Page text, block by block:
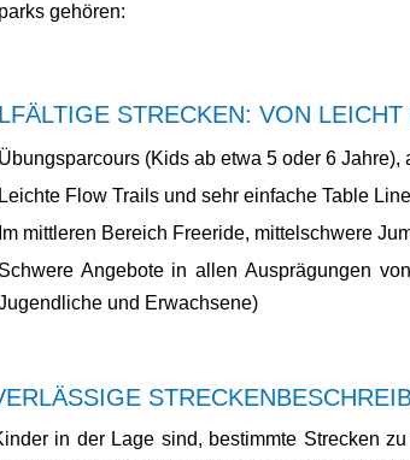
gehören:
STRECKEN: VON
Übungsparcours (Kids ab etwa 5 oder 6
Leichte Flow Trails und sehr einfache Table
Im mittleren Bereich Freeride, mittelschwere
Schwere Angebote in allen Ausprägungen
und Erwachsene)
in der Lage sind, bestimmte Strecken